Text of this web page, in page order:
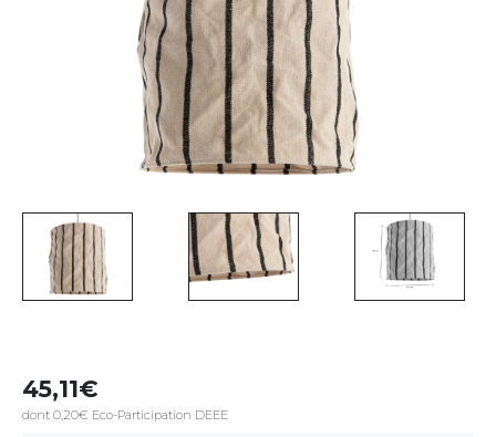
45,11
dont 0,20€ Eco-Participation DEEE